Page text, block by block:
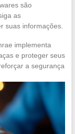
são
as
suas informações.
implementa
e proteger seus
a segurança